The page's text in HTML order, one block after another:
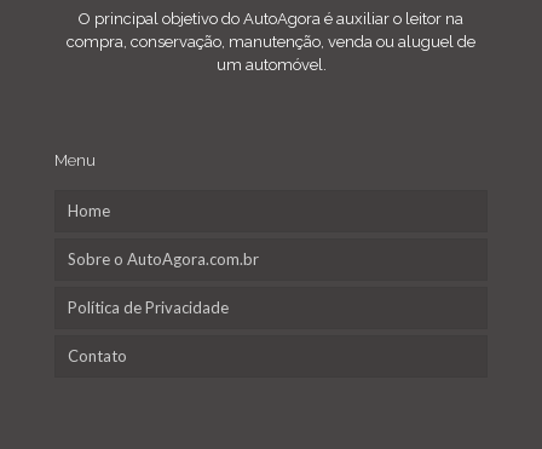
O principal objetivo do AutoAgora é auxiliar o leitor na
compra, conservação, manutenção, venda ou aluguel de
um automóvel.
Menu
Home
Sobre o AutoAgora.com.br
Política de Privacidade
Contato